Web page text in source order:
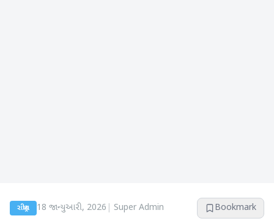
રાષ્ટ્રીય 18 જાન્યુઆરી, 2026 Super Admin Bookmark